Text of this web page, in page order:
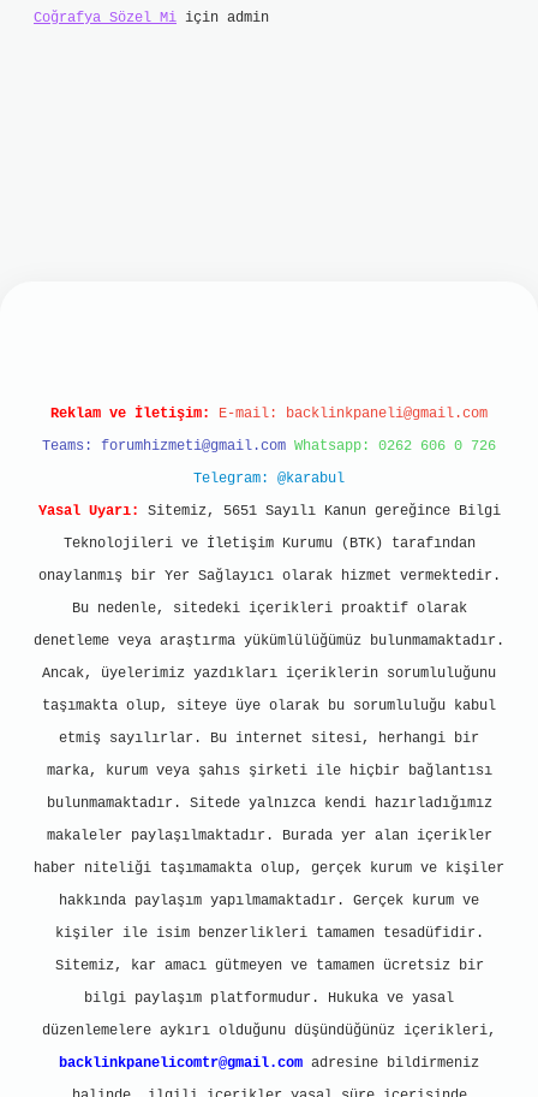
Coğrafya Sözel Mi için admin
Reklam ve İletişim: E-mail: backlinkpaneli@gmail.com
Teams: forumhizmeti@gmail.com Whatsapp: 0262 606 0 726
Telegram: @karabul
Yasal Uyarı:
Sitemiz, 5651 Sayılı Kanun gereğince Bilgi
Teknolojileri ve İletişim Kurumu (BTK) tarafından
onaylanmış bir Yer Sağlayıcı olarak hizmet vermektedir.
Bu nedenle, sitedeki içerikleri proaktif olarak
denetleme veya araştırma yükümlülüğümüz bulunmamaktadır.
Ancak, üyelerimiz yazdıkları içeriklerin sorumluluğunu
taşımakta olup, siteye üye olarak bu sorumluluğu kabul
etmiş sayılırlar. Bu internet sitesi, herhangi bir
marka, kurum veya şahıs şirketi ile hiçbir bağlantısı
bulunmamaktadır. Sitede yalnızca kendi hazırladığımız
makaleler paylaşılmaktadır. Burada yer alan içerikler
haber niteliği taşımamakta olup, gerçek kurum ve kişiler
hakkında paylaşım yapılmamaktadır. Gerçek kurum ve
kişiler ile isim benzerlikleri tamamen tesadüfidir.
Sitemiz, kar amacı gütmeyen ve tamamen ücretsiz bir
bilgi paylaşım platformudur. Hukuka ve yasal
düzenlemelere aykırı olduğunu düşündüğünüz içerikleri,
backlinkpanelicomtr@gmail.com adresine bildirmeniz